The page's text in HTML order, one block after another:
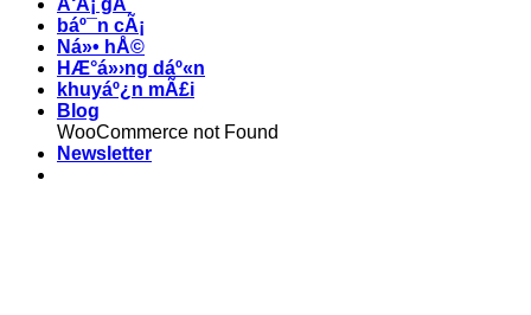
Ä‘Ã¡ gÃ
báº¯n cÃ¡
Ná»• hÅ©
HÆ°á»›ng dáº«n
khuyáº¿n mÃ£i
Blog
WooCommerce not Found
Newsletter